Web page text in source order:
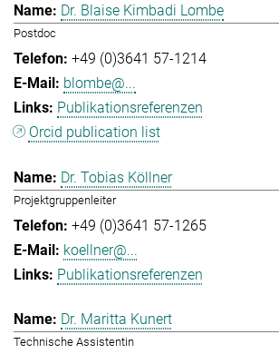
Dr. Blaise Kimbadi Lombe
Postdoc
+49 (0)3641 57-1214
blombe@...
Publikationsreferenzen
Orcid publication list
Dr. Tobias Köllner
Projektgruppenleiter
+49 (0)3641 57-1265
koellner@...
Publikationsreferenzen
Dr. Maritta Kunert
Technische Assistentin